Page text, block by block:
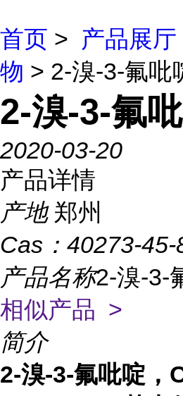
首页 > 产品展厅
物 > 2-溴-3-氟吡
2-溴-3-氟
2020-03-20
产品详情
产地 郑州
Cas： 40273-45-
产品名称2-溴-3-
相似产品 >
简介
2-溴-3-氟吡啶，